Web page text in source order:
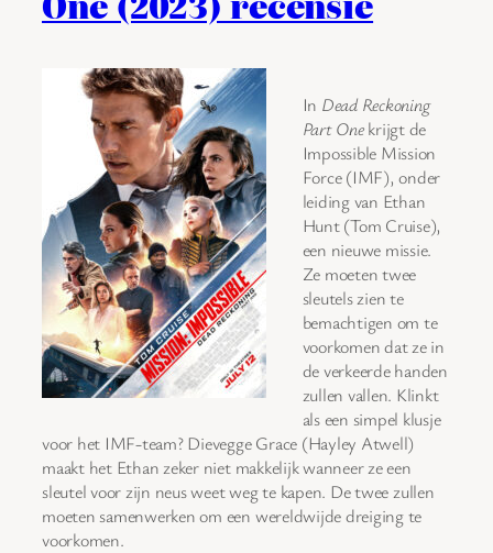
In Dead Reckoning
Part Onekrijgt de
Impossible Mission
Force (IMF), onder
leiding van Ethan
Hunt (Tom Cruise),
een nieuwe missie.
Ze moeten twee
sleutels zien te
bemachtigen om te
voorkomen dat ze in
de verkeerde handen
zullen vallen. Klinkt
als een simpel klusje
voor het IMF-team? Dievegge Grace (Hayley Atwell)
maakt het Ethan zeker niet makkelijk wanneer ze een
sleutel voor zijn neus weet weg te kapen. De twee zullen
moeten samenwerken om een wereldwijde dreiging te
voorkomen.